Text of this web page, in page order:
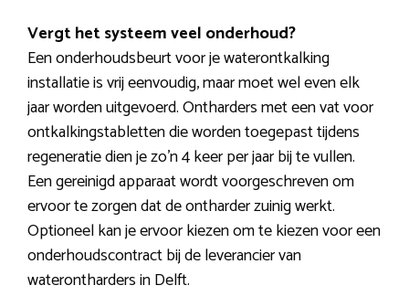
Vergt het systeem veel onderhoud?
Een onderhoudsbeurt voor je waterontkalking
installatie is vrij eenvoudig, maar moet wel even elk
jaar worden uitgevoerd. Ontharders met een vat voor
ontkalkingstabletten die worden toegepast tijdens
regeneratie dien je zo’n 4 keer per jaar bij te vullen.
Een gereinigd apparaat wordt voorgeschreven om
ervoor te zorgen dat de ontharder zuinig werkt.
Optioneel kan je ervoor kiezen om te kiezen voor een
onderhoudscontract bij de leverancier van
waterontharders in Delft.